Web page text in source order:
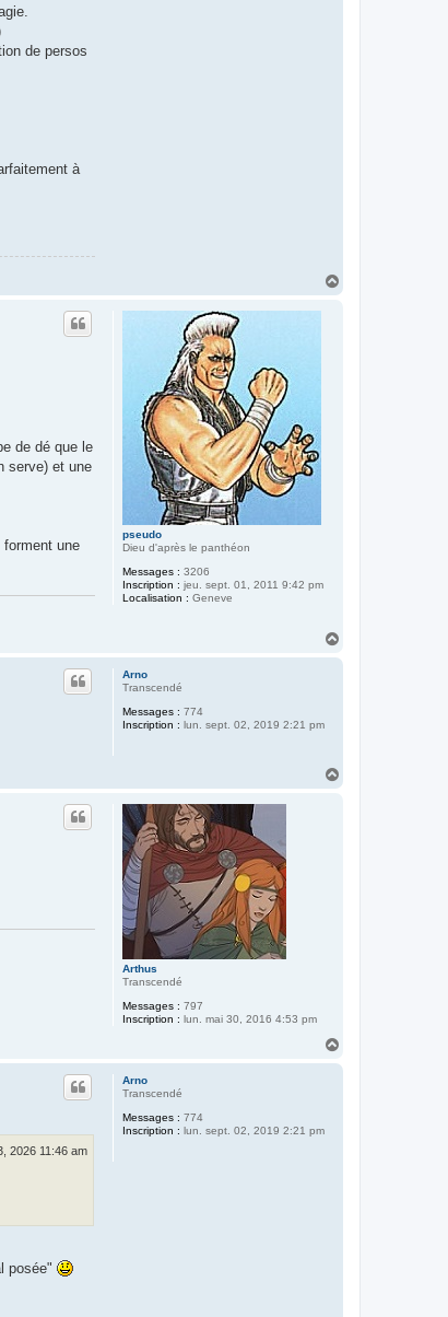
de persos
à
pseudo
Dieu d'après le panthéon
Messages : 3206
Inscription : jeu. sept. 01, 2011 9:42 pm
Localisation : Geneve
de dé que le
serve) et une
une
Arno
Transcendé
Messages : 774
Inscription : lun. sept. 02, 2019 2:21 pm
Arthus
Transcendé
Messages : 797
Inscription : lun. mai 30, 2016 4:53 pm
Arno
Transcendé
Messages : 774
Inscription : lun. sept. 02, 2019 2:21 pm
2026 11:46 am
posée"